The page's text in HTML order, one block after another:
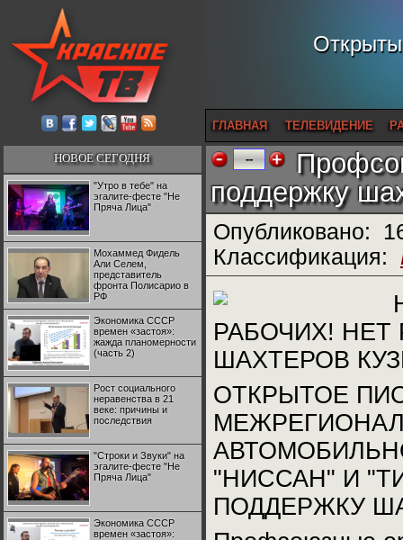
ГЛАВНАЯ ТЕЛЕВИДЕНИЕ
НОВОЕ СЕГОДНЯ
"Утро в тебе" на
эгалите-фесте "Не
Пряча Лица"
Мохаммед Фидель
Али Селем,
представитель
фронта Полисарио в
РФ
Экономика СССР
времен «застоя»:
жажда планомерности
(часть 2)
Рост социального
неравенства в 21
веке: причины и
последствия
"Строки и Звуки" на
эгалите-фесте "Не
Пряча Лица"
Экономика СССР
времен «застоя»:
--
поддержку
Опубликовано:
Классификация:
РАБОЧИХ!
ШАХТЕРОВ
ОТКРЫТОЕ
"НИССАН" И
ПОДДЕРЖКУ